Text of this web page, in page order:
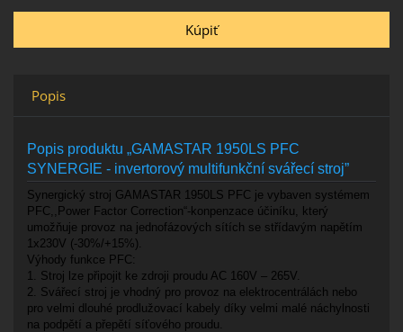
Popis
Popis produktu „GAMASTAR 1950LS PFC
SYNERGIE - invertorový multifunkční svářecí stroj”
Synergický stroj GAMASTAR 1950LS PFC je vybaven systémem
PFC,,Power Factor Correction“-konpenzace účiníku, který
umožňuje provoz na jednofázových sítích se střídavým napětím
1x230V (-30%/+15%).
Výhody funkce PFC:
1. Stroj lze připojit ke zdroji proudu AC 160V – 265V.
2. Svářecí stroj je vhodný pro provoz na elektrocentrálách nebo
pro velmi dlouhé prodlužovací kabely díky velmi malé náchylnosti
na podpětí a přepětí síťového proudu.